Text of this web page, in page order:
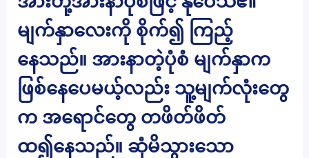
မျက်နှာလေးကို စိုက်၍ ကြည့်
နေသည်။ အားနာတဲ့ပုံစံ မျက်နှာက
ဖြစ်နေပေမယ့်လည်း သူ့မျက်လုံးတွေ
က အရောင်တွေ တဖိတ်ဖိတ်
ထ၍နေသည်။ ဆုံမိသွားသော